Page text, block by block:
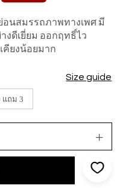
อนสมรรถภาพทางเพศ มี
ดีเยี่ยม ออกฤทธิ์ไว
คียงน้อยมาก
Size guide
แถม 3